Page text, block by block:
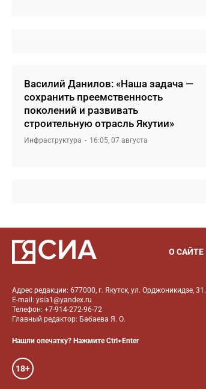
Василий Данилов: «Наша задача —
сохранить преемственность
поколений и развивать
строительную отрасль Якутии»
Инфраструктура 16:05, 07 августа
О САЙТЕ
Адрес редакции: 677000, г. Якутск, ул. Орджоникидзе, 31.
E-mail: ysia1@yandex.ru
Телефон: +7-914-272-96-72
Главный редактор: Бабаева Я. О.
Нашли опечатку? Нажмите Ctrl+Enter
18+